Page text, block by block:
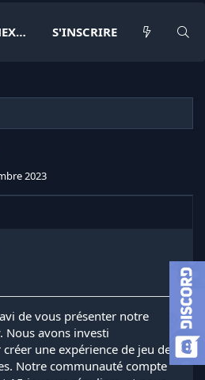
CONNEXION S'INSCRIRE
2023
de vous présenter notre
Nous avons investi
une expérience de jeu de
Notre communauté compte